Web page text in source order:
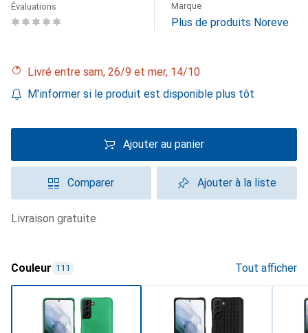
Évaluations Marque
Plus de produits Noreve
Livré entre sam, 26/9 et mer, 14/10
M'informer si le produit est disponible plus tôt
Ajouter au panier
Comparer Ajouter à la liste
livraison gratuite
Couleur 111 Tout afficher